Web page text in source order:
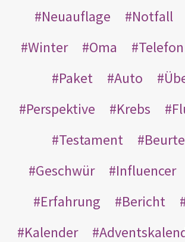
Neuauflage
Notfall
Winter
Oma Telefon
Paket
Auto
Perspektive
Krebs
Testament
Geschwür
Influencer
Erfahrung
Bericht
Kalender